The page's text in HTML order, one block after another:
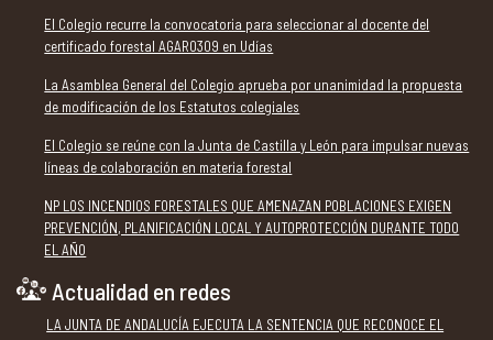
El Colegio recurre la convocatoria para seleccionar al docente del
certificado forestal AGAR0309 en Udías
La Asamblea General del Colegio aprueba por unanimidad la propuesta
de modificación de los Estatutos colegiales
El Colegio se reúne con la Junta de Castilla y León para impulsar nuevas
líneas de colaboración en materia forestal
NP LOS INCENDIOS FORESTALES QUE AMENAZAN POBLACIONES EXIGEN
PREVENCIÓN, PLANIFICACIÓN LOCAL Y AUTOPROTECCIÓN DURANTE TODO
EL AÑO
Actualidad en redes
LA JUNTA DE ANDALUCÍA EJECUTA LA SENTENCIA QUE RECONOCE EL